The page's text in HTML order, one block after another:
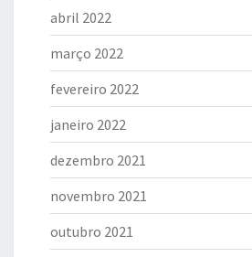
abril 2022
março 2022
fevereiro 2022
janeiro 2022
dezembro 2021
novembro 2021
outubro 2021